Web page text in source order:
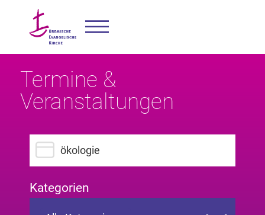
Termine &
Veranstaltungen
Suchbegriff eingeben
Kategorien